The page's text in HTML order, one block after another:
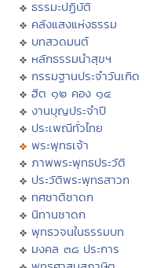
ธรรมะปฏิบัติ
คลังแสงแห่งธรรม
บทสวดมนต์
หลักธรรมนำสุขฯ
กรรมฐานประจำวันเกิด
ฮีต ๑๒ คอง ๑๔
งานบุญประจำปี
ประเพณีทั่วไทย
พระพุทธเจ้า
ภาพพระพุทธประวัติ
ประวัติพระพุทธสาวก
ทศชาติชาดก
นิทานชาดก
พุทธวจนในธรรมบท
มงคล ๓๘ ประการ